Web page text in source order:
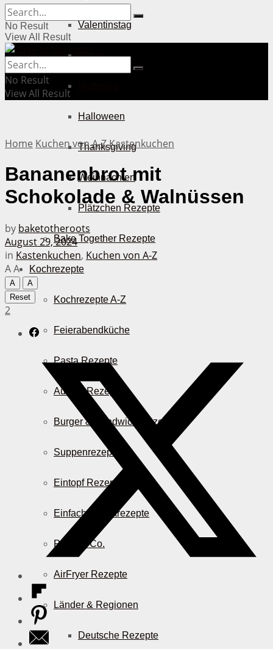
Valentinstag
Ostern
Halloween
Thanksgiving
Weihnachten
Plätzchen Rezepte
Bake Together Rezepte
Kochrezepte
Kochrezepte A-Z
Feierabendküche
Pasta Rezepte
Auflauf Rezepte
Burger & Sandwich Rezepte
Suppenrezepte
Eintopf Rezepte
Einfache Salatrezepte
Pizza & Co.
AirFryer Rezepte
Länder & Regionen
Deutsche Rezepte
No Result
View All Result
No Result
View All Result
Home Kuchen von A-ZKastenkuchen
Bananenbrot mit
Schokolade & Walnüssen
by baketotheroots
August 29, 2024
in Kastenkuchen, Kuchen von A-Z
AA
A
A
Reset
2